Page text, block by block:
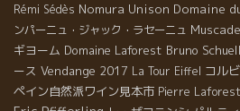
Rémi Sédès Nomura Unison Domaine
ンパーニュ・ジャック・ラセーニュ
ギヨーム Domaine Laforest Bruno
ース Vendange 2017 La Tour Eiffel コル
ペイン自然派ワイン見本市 Pierre Laforest